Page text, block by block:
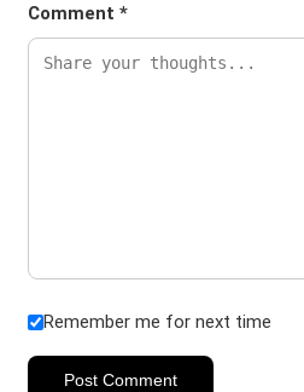
Comment *
Remember me for next time
Post Comment